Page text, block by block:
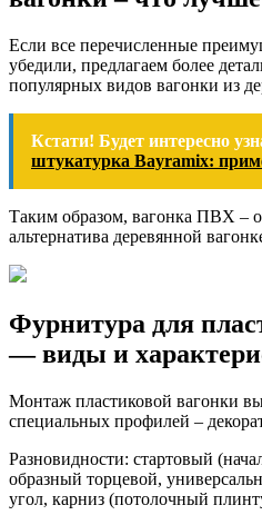
Если все перечисленные
убедили, предлагаем более
популярных видов вагонки из
Кстати! Будет интересно
штукатурка Bayramix:
Таким образом, вагонка ПВХ –
альтернатива деревянной
Фурнитура для
— виды и
Монтаж пластиковой вагонки
специальных профилей –
Разновидности: стартовый
образный торцевой,
угол, карниз (потолочный